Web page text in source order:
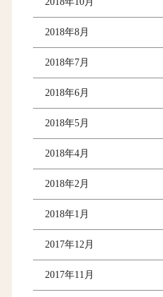
2018年8月
2018年7月
2018年6月
2018年5月
2018年4月
2018年2月
2018年1月
2017年12月
2017年11月